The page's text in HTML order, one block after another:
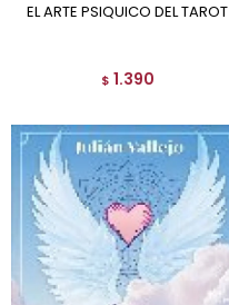
EL ARTE PSIQUICO DEL TAROT
$ 1.390